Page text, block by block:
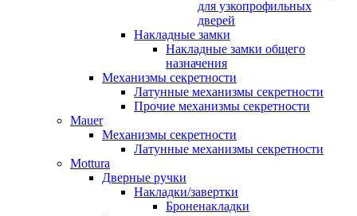
для узкопрофильных
дверей
Накладные замки
Накладные замки общего
назначения
Механизмы секретности
Латунные механизмы секретности
Прочие механизмы секретности
Mauer
Механизмы секретности
Латунные механизмы секретности
Mottura
Дверные ручки
Накладки/завертки
Броненакладки